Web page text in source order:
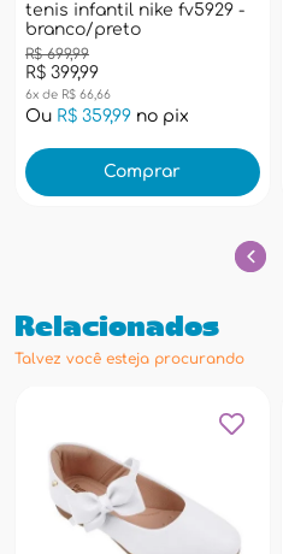
tenis infantil nike fv5929 -
branco/preto
R$ 399,99
R$ 699,99
6x de R$ 66,66
Ou R$ 359,99 no pix
Comprar
Relacionados
Talvez você esteja procurando